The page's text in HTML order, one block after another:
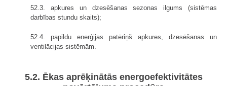
52.3. apkures un dzesēšanas sezonas ilgums (sistēmas
darbības stundu skaits);
52.4. papildu enerģijas patēriņš apkures, dzesēšanas un
ventilācijas sistēmām.
5.2. Ēkas aprēķinātās energoefektivitātes